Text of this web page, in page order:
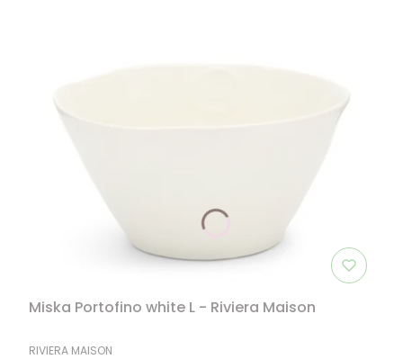
Miska Portofino white L - Riviera Maison
PRODUCENT
RIVIERA MAISON